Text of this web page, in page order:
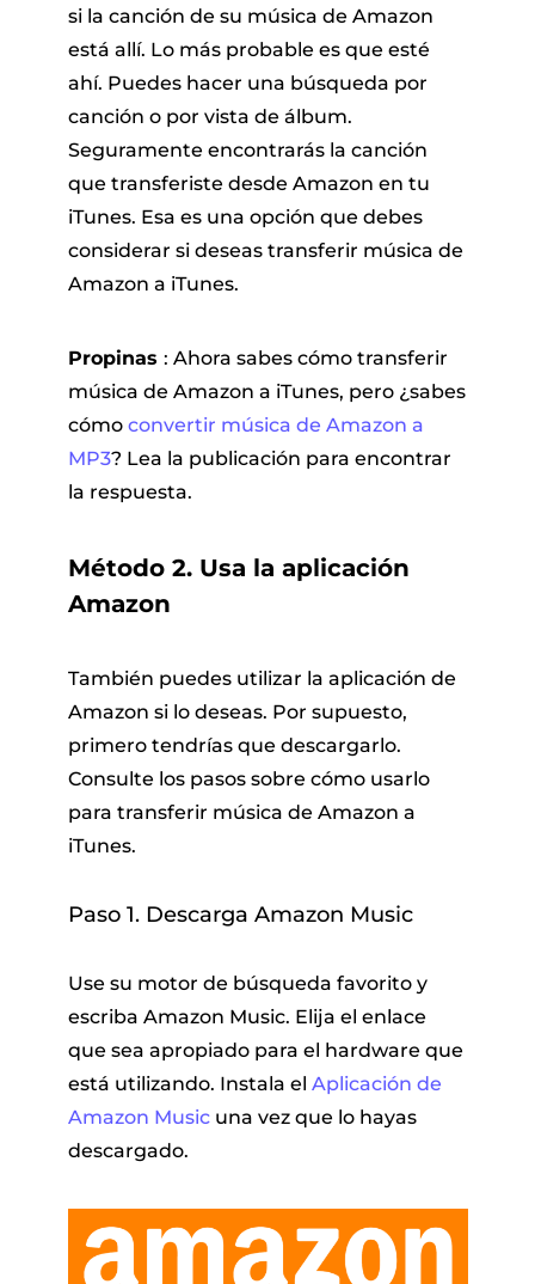
si la canción de su música de Amazon
está allí. Lo más probable es que esté
ahí. Puedes hacer una búsqueda por
canción o por vista de álbum.
Seguramente encontrarás la canción
que transferiste desde Amazon en tu
iTunes. Esa es una opción que debes
considerar si deseas transferir música de
Amazon a iTunes.
Propinas : Ahora sabes cómo transferir
música de Amazon a iTunes, pero ¿sabes
cómo convertir música de Amazon a
MP3? Lea la publicación para encontrar
la respuesta.
Método 2. Usa la aplicación
Amazon
También puedes utilizar la aplicación de
Amazon si lo deseas. Por supuesto,
primero tendrías que descargarlo.
Consulte los pasos sobre cómo usarlo
para transferir música de Amazon a
iTunes.
Paso 1. Descarga Amazon Music
Use su motor de búsqueda favorito y
escriba Amazon Music. Elija el enlace
que sea apropiado para el hardware que
está utilizando. Instala el Aplicación de
Amazon Musicuna vez que lo hayas
descargado.